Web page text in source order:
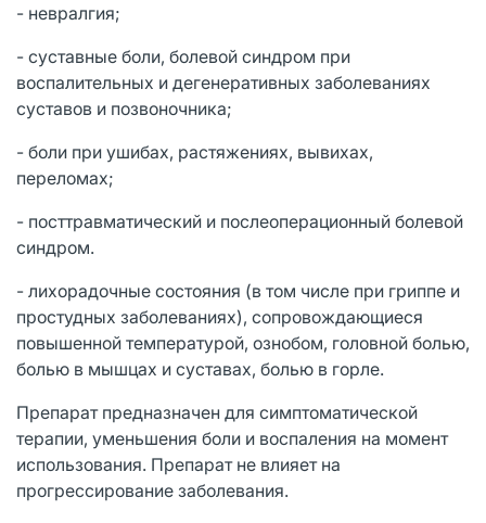
- невралгия;
- суставные боли, болевой синдром при
воспалительных и дегенеративных заболеваниях
суставов и позвоночника;
- боли при ушибах, растяжениях, вывихах,
переломах;
- посттравматический и послеоперационный болевой
синдром.
- лихорадочные состояния (в том числе при гриппе и
простудных заболеваниях), сопровождающиеся
повышенной температурой, ознобом, головной болью,
болью в мышцах и суставах, болью в горле.
Препарат предназначен для симптоматической
терапии, уменьшения боли и воспаления на момент
использования. Препарат не влияет на
прогрессирование заболевания.